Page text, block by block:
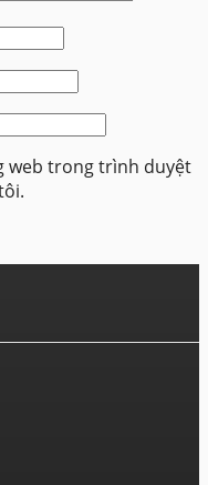
web trong trình duyệt